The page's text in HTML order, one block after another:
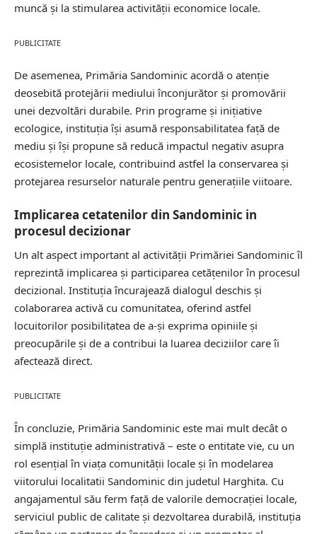
muncă și la stimularea activității economice locale.
PUBLICITATE
De asemenea, Primăria Sandominic acordă o atenție
deosebită protejării mediului înconjurător și promovării
unei dezvoltări durabile. Prin programe și inițiative
ecologice, instituția își asumă responsabilitatea față de
mediu și își propune să reducă impactul negativ asupra
ecosistemelor locale, contribuind astfel la conservarea și
protejarea resurselor naturale pentru generațiile viitoare.
Implicarea cetatenilor din Sandominic in
procesul decizionar
Un alt aspect important al activității Primăriei Sandominic îl
reprezintă implicarea și participarea cetățenilor în procesul
decizional. Instituția încurajează dialogul deschis și
colaborarea activă cu comunitatea, oferind astfel
locuitorilor posibilitatea de a-și exprima opiniile și
preocupările și de a contribui la luarea deciziilor care îi
afectează direct.
PUBLICITATE
În concluzie, Primăria Sandominic este mai mult decât o
simplă instituție administrativă – este o entitate vie, cu un
rol esențial în viața comunității locale și în modelarea
viitorului localitatii Sandominic din judetul Harghita. Cu
angajamentul său ferm față de valorile democrației locale,
serviciul public de calitate și dezvoltarea durabilă, instituția